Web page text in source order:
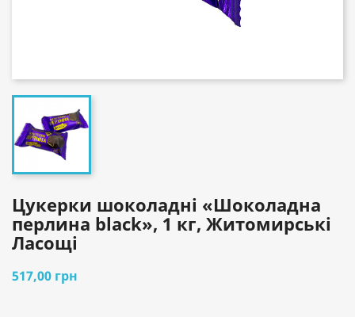
Цукерки шоколадні «Шоколадна
перлина black», 1 кг, Житомирські
Ласощі
517,00 грн